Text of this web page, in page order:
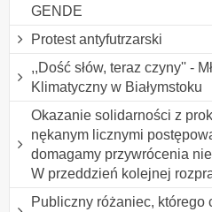
GENDE
Protest antyfutrzarski
,,Dość słów, teraz czyny'' -
Klimatyczny w Białymstoku
Okazanie solidarności z
nękanym licznymi
domagamy przywrócenia
W przeddzień kolejnej
Publiczny różaniec, którego